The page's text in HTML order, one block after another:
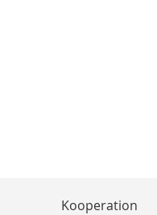
Kooperation